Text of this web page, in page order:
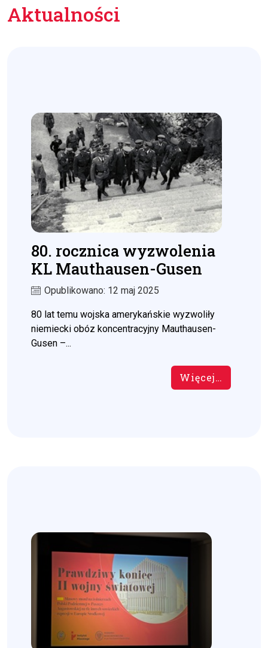
Aktualności
80. rocznica wyzwolenia
KL Mauthausen-Gusen
Opublikowano: 12 maj 2025
80 lat temu wojska amerykańskie wyzwoliły
niemiecki obóz koncentracyjny Mauthausen-
Gusen –...
Więcej…